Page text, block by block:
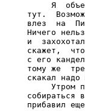
Я
тут.
влез  на
Ничего
и
скажет,
с его
тому же
скакал
Утром
собираться
прибавил